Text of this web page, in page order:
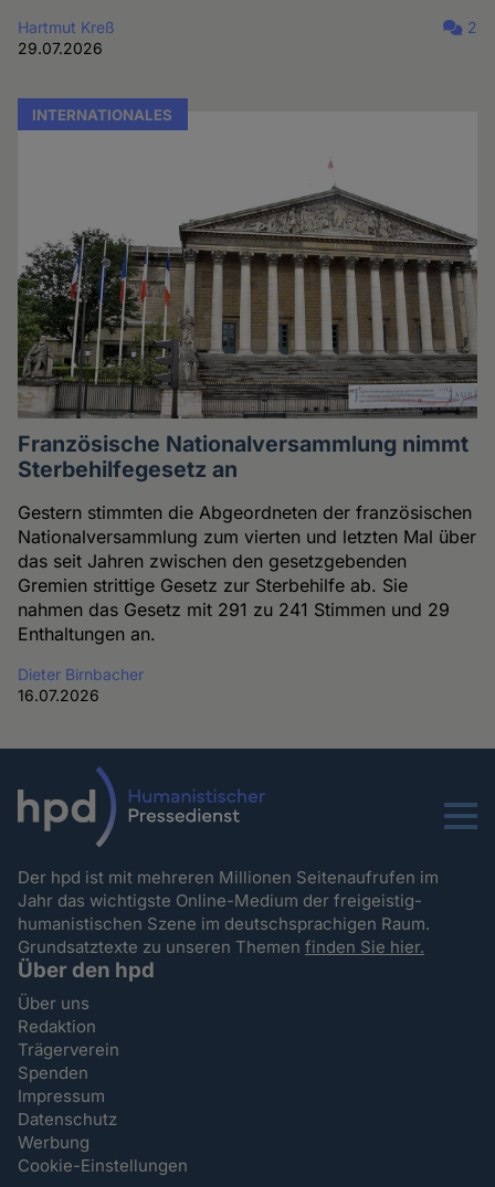
Hartmut Kreß
29.07.2026
2
INTERNATIONALES
Französische Nationalversammlung nimmt
Sterbehilfegesetz an
Gestern stimmten die Abgeordneten der französischen
Nationalversammlung zum vierten und letzten Mal über
das seit Jahren zwischen den gesetzgebenden
Gremien strittige Gesetz zur Sterbehilfe ab. Sie
nahmen das Gesetz mit 291 zu 241 Stimmen und 29
Enthaltungen an.
Dieter Birnbacher
16.07.2026
Menu
Der hpd ist mit mehreren Millionen Seitenaufrufen im
Jahr das wichtigste Online-Medium der freigeistig-
humanistischen Szene im deutschsprachigen Raum.
Grundsatztexte zu unseren Themenfinden Sie hier.
Über den hpd
Über uns
Redaktion
Trägerverein
Spenden
Impressum
Datenschutz
Werbung
Cookie-Einstellungen